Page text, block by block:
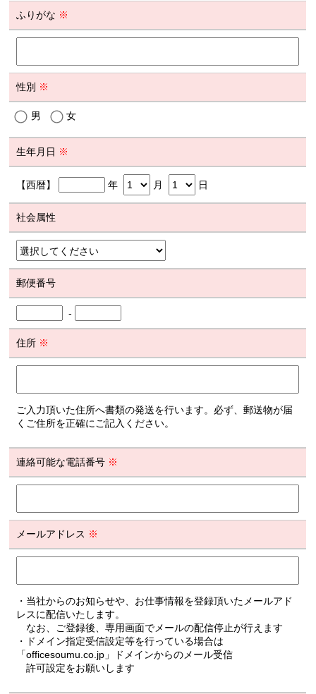
ふりがな ※
性別 ※
男 女
生年月日 ※
【西暦】 年 月 日
社会属性
郵便番号
-
住所 ※
ご入力頂いた住所へ書類の発送を行います。必ず、郵送物が届
くご住所を正確にご記入ください。
連絡可能な電話番号 ※
メールアドレス ※
・当社からのお知らせや、お仕事情報を登録頂いたメールアド
レスに配信いたします。
なお、ご登録後、専用画面でメールの配信停止が行えます
・ドメイン指定受信設定等を行っている場合は
「officesoumu.co.jp」ドメインからのメール受信
許可設定をお願いします